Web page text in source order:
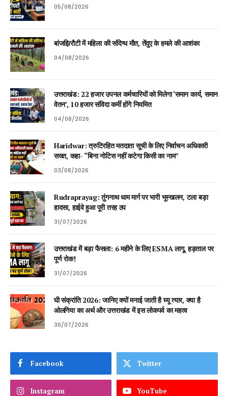
05/08/2026
बांजझिरौटी में महिला की संदिग्ध मौत, तेंदुए के हमले की आशंका
04/08/2026
उत्तराखंड: 22 हजार उपनल कर्मचारियों को मिलेगा ‘समान कार्य, समान
वेतन’, 10 हजार संविदा कर्मी होंगे नियमित
04/08/2026
Haridwar: त्रुटिरहित मतदाता सूची के लिए निर्वाचन अधिकारी
सख्त, कहा- “बिना नोटिस नहीं कटेगा किसी का नाम”
03/08/2026
Rudraprayag: तुंगनाथ धाम मार्ग पर भारी भूस्खलन, टला बड़ा
हादसा, हाईवे हुआ पूरी तरह ठप
31/07/2026
उत्तराखंड में बड़ा फैसला: 6 महीने के लिए ESMA लागू, हड़ताल पर
पूर्ण रोक!
31/07/2026
घी संक्रांति 2026: जानिए क्यों मनाई जाती है घ्यू त्यार, क्या है
ओलगिया का अर्थ और उत्तराखंड में इस लोकपर्व का महत्व
30/07/2026
Facebook Twitter
Instagram YouTube